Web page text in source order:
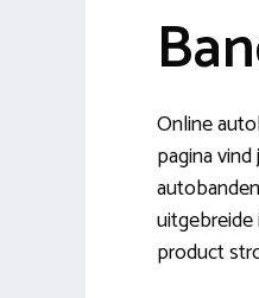
Online
pagina
product